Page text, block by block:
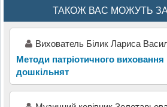
ТАКОЖ ВАС МОЖУТЬ
Вихователь Білик Лариса
Методи патріотичного виховання
дошкільнят